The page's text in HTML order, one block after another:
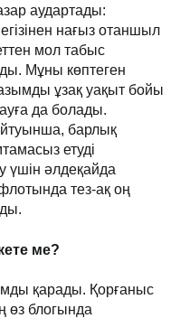
аудартады:
нағыз отаншыл
мол табыс
Мұны көптеген
ұзақ уақыт бойы
да болады.
барлық
етуді
үшін әлдеқайда
тез-ақ оң
ме?
қарады. Қорғаныс
өз блогында